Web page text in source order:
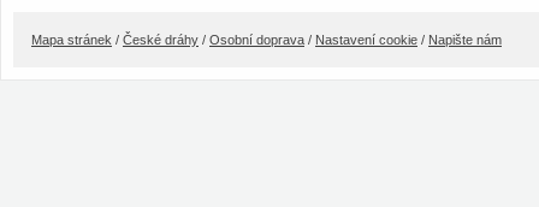
Mapa stránek / České dráhy / Osobní doprava / Nastavení cookie / Napište nám